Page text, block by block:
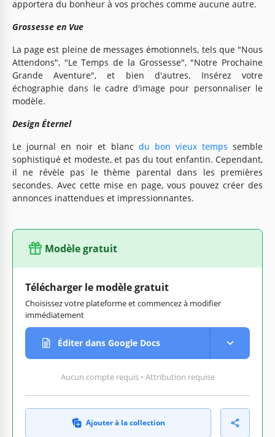
apportera du bonheur à vos proches comme aucune autre.
Grossesse en Vue
La page est pleine de messages émotionnels, tels que "Nous
Attendons", "Le Temps de la Grossesse", "Notre Prochaine
Grande Aventure", et bien d'autres. Insérez votre
échographie dans le cadre d'image pour personnaliser le
modèle.
Design Éternel
Le journal en noir et blanc du bon vieux temps semble
sophistiqué et modeste, et pas du tout enfantin. Cependant,
il ne révèle pas le thème parental dans les premières
secondes. Avec cette mise en page, vous pouvez créer des
annonces inattendues et impressionnantes.
Modèle gratuit
Télécharger le modèle gratuit
Choisissez votre plateforme et commencez à modifier
immédiatement
Éditer dans Google Docs
Aucun compte requis • Attribution requise
Ajouter à la collection